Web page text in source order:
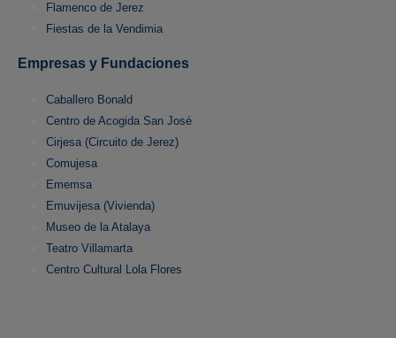
Flamenco de Jerez
Fiestas de la Vendimia
Empresas y Fundaciones
Caballero Bonald
Centro de Acogida San José
Cirjesa (Circuito de Jerez)
Comujesa
Ememsa
Emuvijesa (Vivienda)
Museo de la Atalaya
Teatro Villamarta
Centro Cultural Lola Flores